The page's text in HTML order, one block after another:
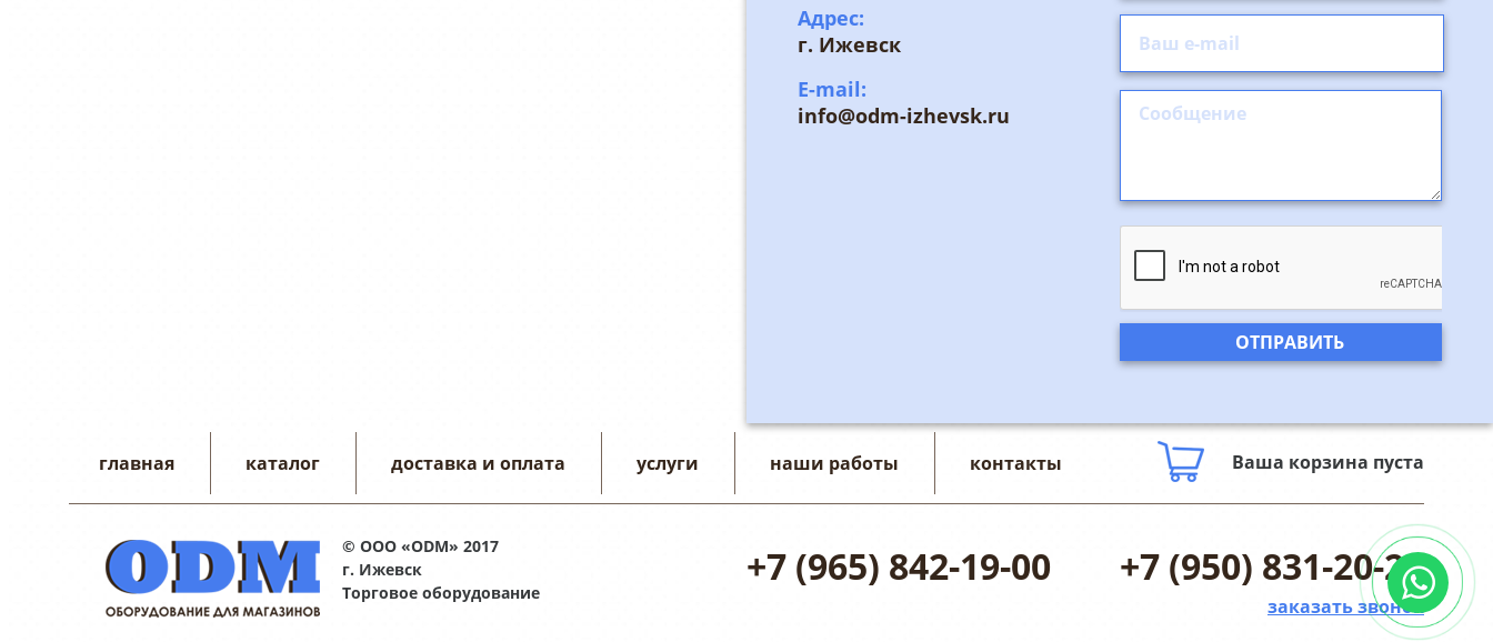
Адрес:
г. Ижевск
E-mail:
info@odm-izhevsk.ru
главная каталог доставка и оплата услуги наши работы контакты Ваша корзина пуста
© ООО «ODM» 2017
г. Ижевск
Торговое оборудование
+7 (965) 842-19-00 +7 (950) 831-20-25
заказать звонок